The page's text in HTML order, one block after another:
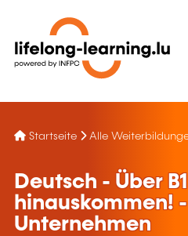
Startseite Alle
Deutsch - Über B1
hinauskommen!
Unternehmen